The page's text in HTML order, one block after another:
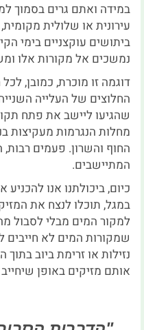
במידה ואתם גרים בסמוך
עירונית או שלולית
ביתושים עוקצניים בימי
נמשכים אל מקורות אלו
דוגמה זו מוכרת, כמובן,
החלוצים של העלייה
שהגיעו ליישב את פתח
מחלות הנגרמות מעקיצות
החוף והשרון. פעמים
המתיישבים.
כיום, ביכולתנו אנו
במגל, תוכלו לנצח את
למקור המים מבלי לסבול
שמקורות המים לא חייבים
נזילות או זרימת ביוב בתוך
אותם מזיקים באופן